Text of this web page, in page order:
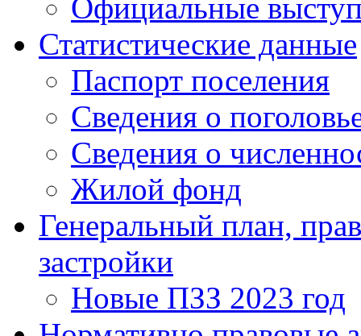
Официальные
Статистические данные
Паспорт поселения
Сведения о
Сведения о
Жилой фонд
Генеральный план,
застройки
Новые ПЗЗ 2023 год